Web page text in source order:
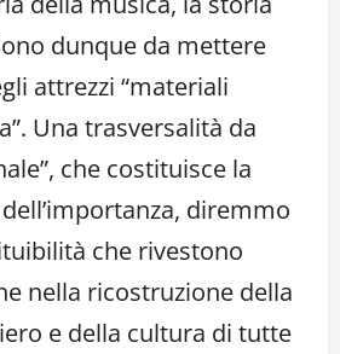
dunque da mettere
attrezzi “materiali
Una trasversalità da
che costituisce la
diremmo
che rivestono
nella ricostruzione della
e della cultura di tutte